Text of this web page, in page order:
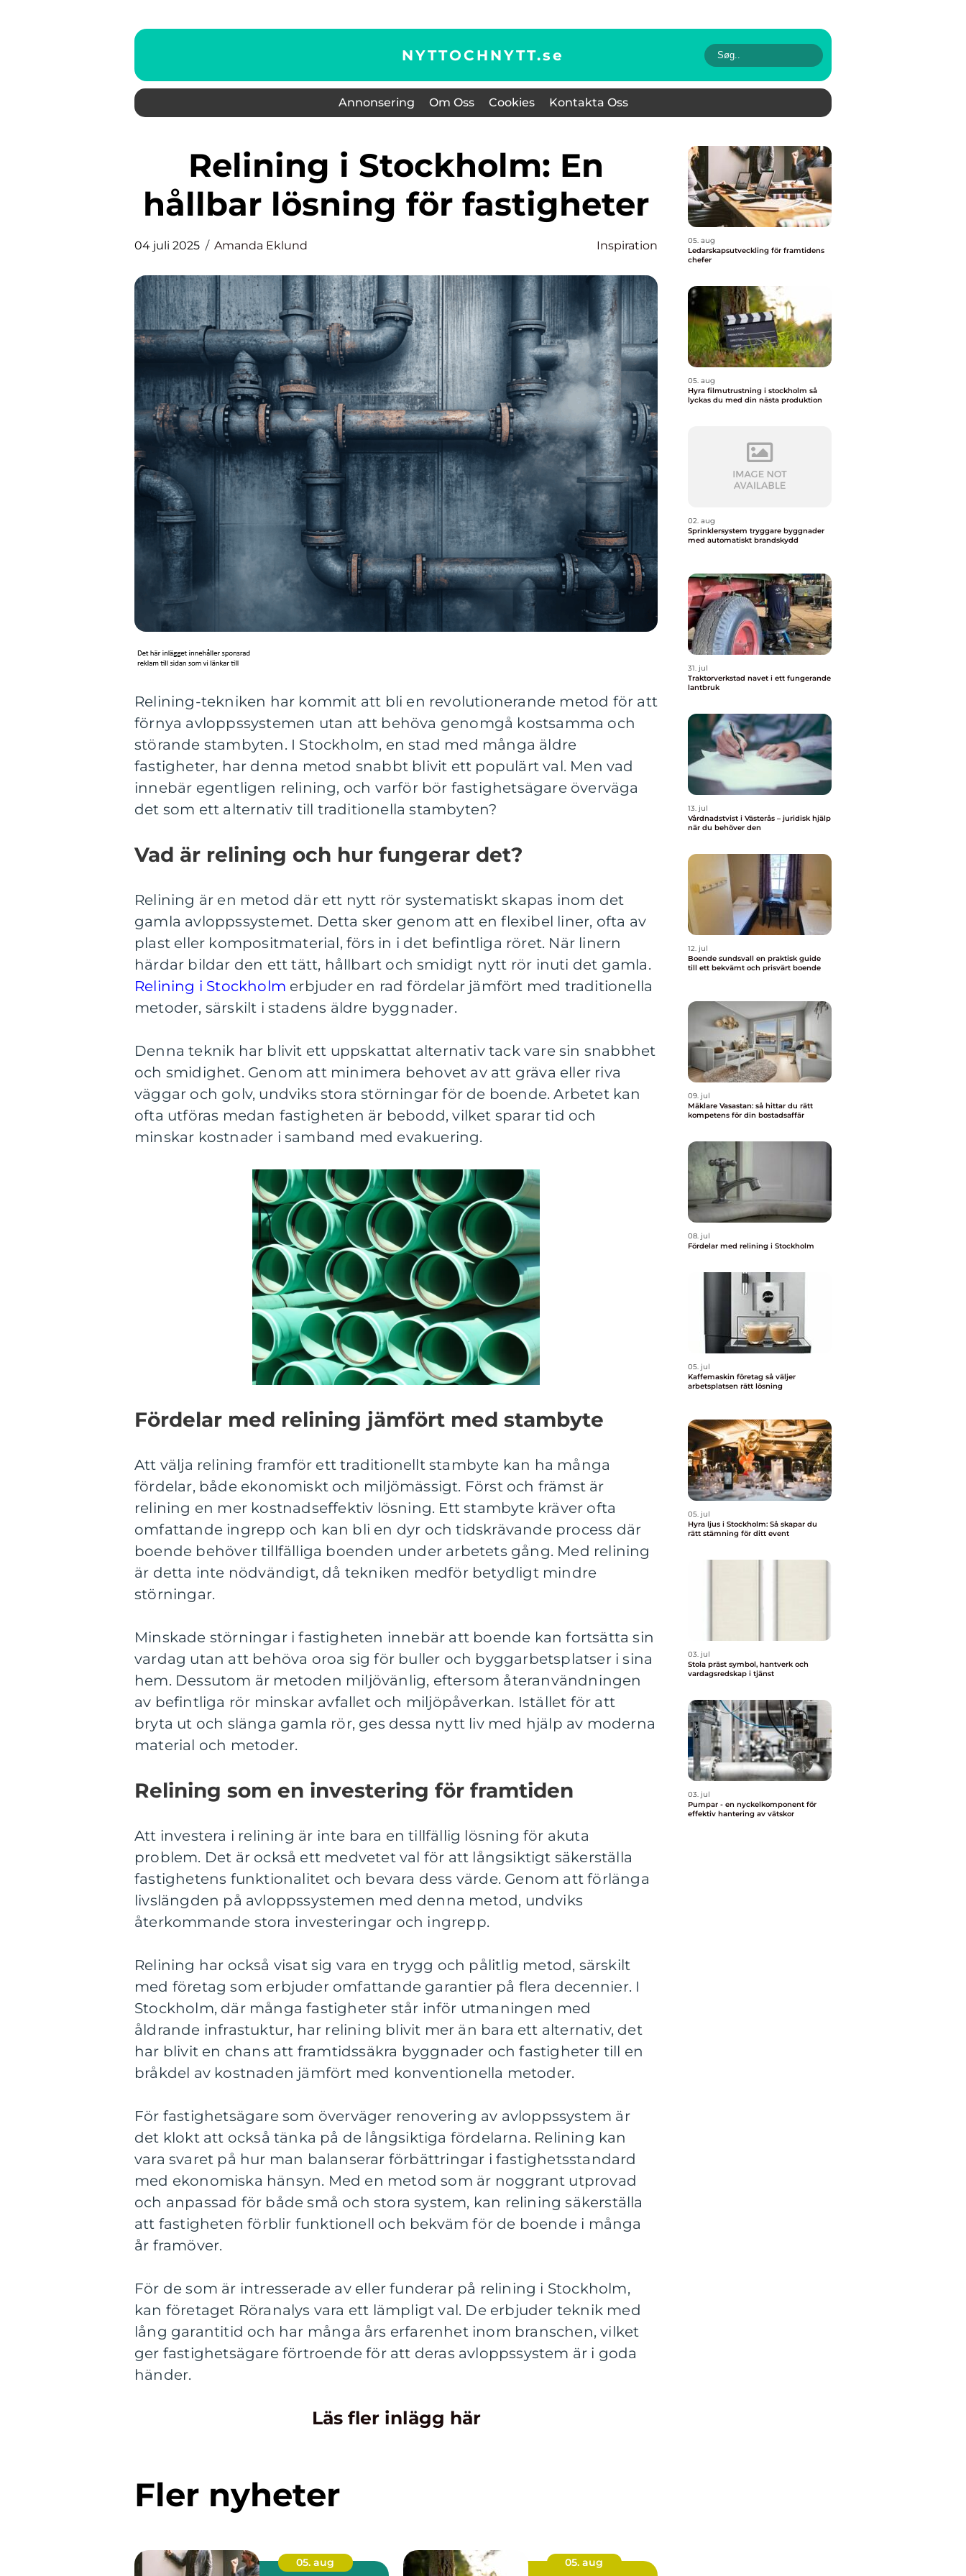
NYTTOCHNYTT.se
Annonsering Om Oss Cookies Kontakta Oss
Relining i Stockholm: En
hållbar lösning för fastigheter
04 juli 2025 Amanda Eklund Inspiration
Relining-tekniken har kommit att bli en revolutionerande metod för att
förnya avloppssystemen utan att behöva genomgå kostsamma och
störande stambyten. I Stockholm, en stad med många äldre
fastigheter, har denna metod snabbt blivit ett populärt val. Men vad
innebär egentligen relining, och varför bör fastighetsägare överväga
det som ett alternativ till traditionella stambyten?
Vad är relining och hur fungerar det?
Relining är en metod där ett nytt rör systematiskt skapas inom det
gamla avloppssystemet. Detta sker genom att en flexibel liner, ofta av
plast eller kompositmaterial, förs in i det befintliga röret. När linern
härdar bildar den ett tätt, hållbart och smidigt nytt rör inuti det gamla.
Relining i Stockholm erbjuder en rad fördelar jämfört med traditionella
metoder, särskilt i stadens äldre byggnader.
Denna teknik har blivit ett uppskattat alternativ tack vare sin snabbhet
och smidighet. Genom att minimera behovet av att gräva eller riva
väggar och golv, undviks stora störningar för de boende. Arbetet kan
ofta utföras medan fastigheten är bebodd, vilket sparar tid och
minskar kostnader i samband med evakuering.
Fördelar med relining jämfört med stambyte
Att välja relining framför ett traditionellt stambyte kan ha många
fördelar, både ekonomiskt och miljömässigt. Först och främst är
relining en mer kostnadseffektiv lösning. Ett stambyte kräver ofta
omfattande ingrepp och kan bli en dyr och tidskrävande process där
boende behöver tillfälliga boenden under arbetets gång. Med relining
är detta inte nödvändigt, då tekniken medför betydligt mindre
störningar.
Minskade störningar i fastigheten innebär att boende kan fortsätta sin
vardag utan att behöva oroa sig för buller och byggarbetsplatser i sina
hem. Dessutom är metoden miljövänlig, eftersom återanvändningen
av befintliga rör minskar avfallet och miljöpåverkan. Istället för att
bryta ut och slänga gamla rör, ges dessa nytt liv med hjälp av moderna
material och metoder.
Relining som en investering för framtiden
Att investera i relining är inte bara en tillfällig lösning för akuta
problem. Det är också ett medvetet val för att långsiktigt säkerställa
fastighetens funktionalitet och bevara dess värde. Genom att förlänga
livslängden på avloppssystemen med denna metod, undviks
återkommande stora investeringar och ingrepp.
Relining har också visat sig vara en trygg och pålitlig metod, särskilt
med företag som erbjuder omfattande garantier på flera decennier. I
Stockholm, där många fastigheter står inför utmaningen med
åldrande infrastuktur, har relining blivit mer än bara ett alternativ, det
har blivit en chans att framtidssäkra byggnader och fastigheter till en
bråkdel av kostnaden jämfört med konventionella metoder.
För fastighetsägare som överväger renovering av avloppssystem är
det klokt att också tänka på de långsiktiga fördelarna. Relining kan
vara svaret på hur man balanserar förbättringar i fastighetsstandard
med ekonomiska hänsyn. Med en metod som är noggrant utprovad
och anpassad för både små och stora system, kan relining säkerställa
att fastigheten förblir funktionell och bekväm för de boende i många
år framöver.
För de som är intresserade av eller funderar på relining i Stockholm,
kan företaget Röranalys vara ett lämpligt val. De erbjuder teknik med
lång garantitid och har många års erfarenhet inom branschen, vilket
ger fastighetsägare förtroende för att deras avloppssystem är i goda
händer.
Läs fler inlägg här
Fler nyheter
05. aug 05. aug
05. aug
Ledarskapsutveckling för framtidens
chefer
05. aug
Hyra filmutrustning i stockholm så
lyckas du med din nästa produktion
02. aug
Sprinklersystem tryggare byggnader
med automatiskt brandskydd
31. jul
Traktorverkstad navet i ett fungerande
lantbruk
13. jul
Vårdnadstvist i Västerås – juridisk hjälp
när du behöver den
12. jul
Boende sundsvall en praktisk guide
till ett bekvämt och prisvärt boende
09. jul
Mäklare Vasastan: så hittar du rätt
kompetens för din bostadsaffär
08. jul
Fördelar med relining i Stockholm
05. jul
Kaffemaskin företag så väljer
arbetsplatsen rätt lösning
05. jul
Hyra ljus i Stockholm: Så skapar du
rätt stämning för ditt event
03. jul
Stola präst symbol, hantverk och
vardagsredskap i tjänst
03. jul
Pumpar - en nyckelkomponent för
effektiv hantering av vätskor